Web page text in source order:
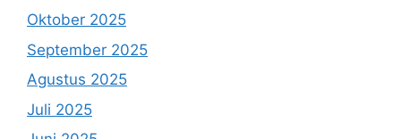
Oktober 2025
September 2025
Agustus 2025
Juli 2025